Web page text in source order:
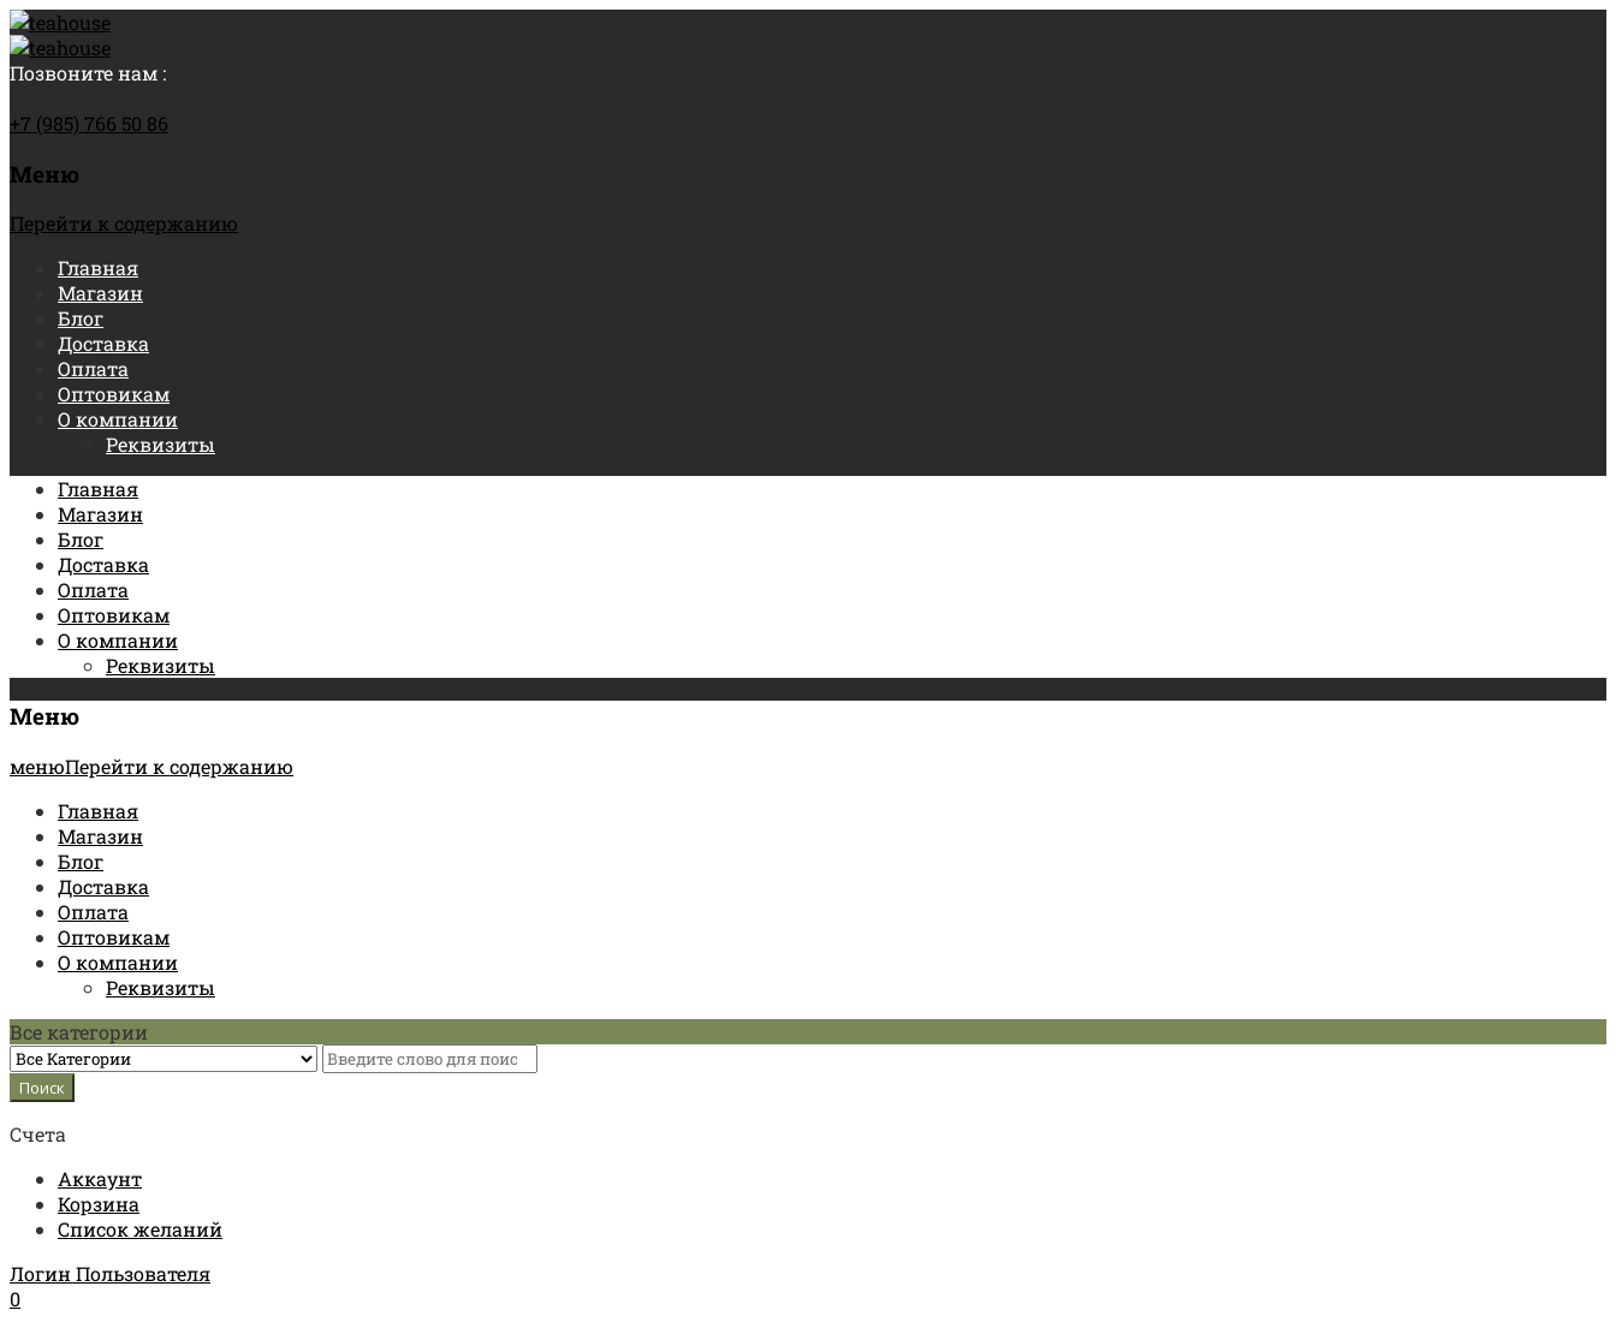
Позвоните нам :
+7 (985) 766 50 86
Меню
Перейти к содержанию
Главная
Магазин
Блог
Доставка
Оплата
Оптовикам
О компании
Реквизиты
Главная
Магазин
Блог
Доставка
Оплата
Оптовикам
О компании
Реквизиты
Меню
менюПерейти к содержанию
Главная
Магазин
Блог
Доставка
Оплата
Оптовикам
О компании
Реквизиты
Все категории
Счета
Аккаунт
Корзина
Список желаний
Логин Пользователя
0